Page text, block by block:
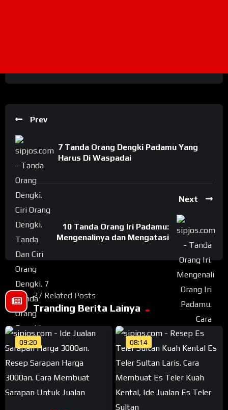
Prev
7 Tanda Orang Dengki Padamu Yang
Harus Di Waspadai
Next
10 Tanda Orang Iri Padamu:
Mengenalinya dan Mengatasi
27 Related Posts
Tranding Berita Lainya
09:20 08:14